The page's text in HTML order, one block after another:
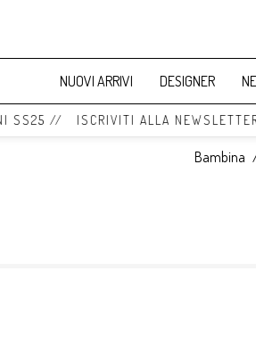
NUOVI ARRIVI DESIGNER
// ISCRIVITI ALLA
Bambina